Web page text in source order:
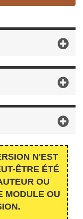
N'EST
ÊTRE ÉTÉ
OU
MODULE OU